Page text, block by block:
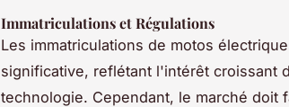
Immatriculations et Régulations
Les immatriculations de motos
significative, reflétant l'intérêt croissant
technologie. Cependant, le marché doit